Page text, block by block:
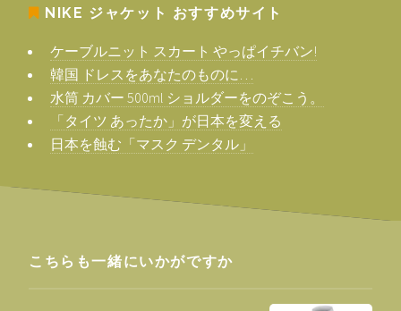
NIKE ジャケット おすすめサイト
ケーブルニット スカート やっぱイチバン!
韓国 ドレスをあなたのものに…
水筒 カバー 500ml ショルダーをのぞこう。
「タイツ あったか」が日本を変える
日本を蝕む「マスク デンタル」
こちらも一緒にいかがですか